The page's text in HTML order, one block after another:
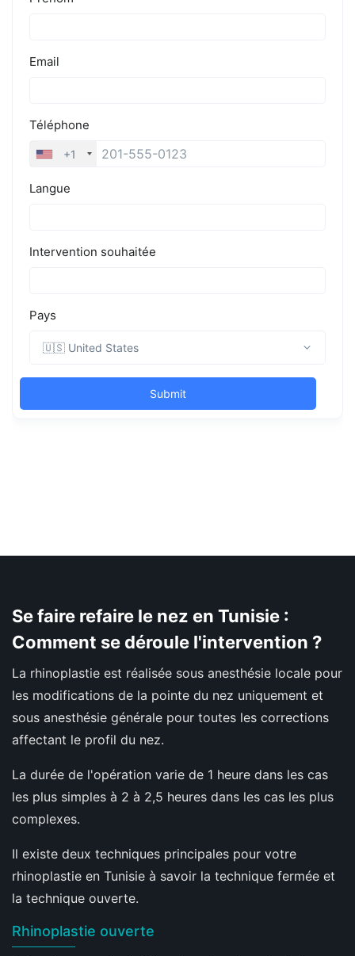
Se faire refaire le nez en Tunisie :
Comment se déroule l'intervention ?
La rhinoplastie est réalisée sous anesthésie locale pour
les modifications de la pointe du nez uniquement et
sous anesthésie générale pour toutes les corrections
affectant le profil du nez.
La durée de l'opération varie de 1 heure dans les cas
les plus simples à 2 à 2,5 heures dans les cas les plus
complexes.
Il existe deux techniques principales pour votre
rhinoplastie en Tunisie à savoir la technique fermée et
la technique ouverte.
Rhinoplastie ouverte